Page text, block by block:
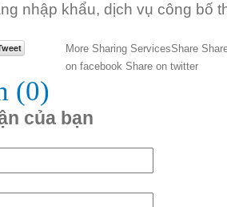
nhập khẩu, dịch vụ công bố
More Sharing ServicesShare
on facebook Share on twitter
(0)
của bạn